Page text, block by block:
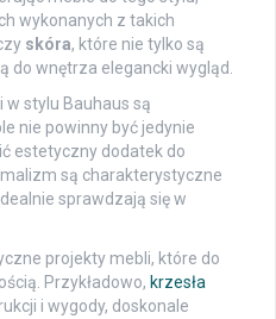
wykonanych z takich
skóra, które nie tylko są
do wnętrza elegancki wygląd.
stylu Bauhaus są
nie powinny być jedynie
estetyczny dodatek do
są charakterystyczne
sprawdzają się w
projekty mebli, które do
Przykładowo, krzesła
i wygody, doskonale